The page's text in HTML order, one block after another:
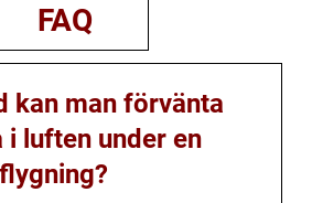
FAQ
kan man förvänta
i luften under en